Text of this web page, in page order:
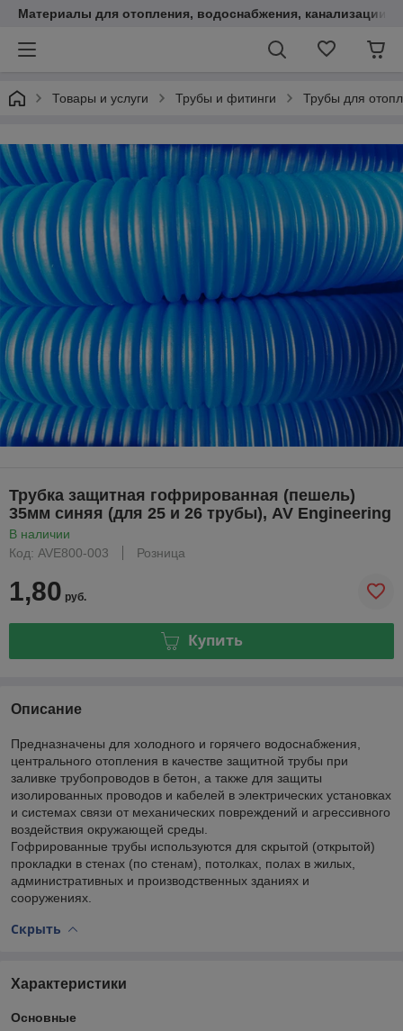
Материалы для отопления, водоснабжения, канализации.
Товары и услуги Трубы и фитинги Трубы для
Трубка защитная гофрированная (пешель)
35мм синяя (для 25 и 26 трубы), AV Engineering
В наличии
Код: AVE800-003
Розница
1,80 руб.
Купить
Описание
Предназначены для холодного и горячего водоснабжения,
центрального отопления в качестве защитной трубы при
заливке трубопроводов в бетон, а также для защиты
изолированных проводов и кабелей в электрических установках
и системах связи от механических повреждений и агрессивного
воздействия окружающей среды.
Гофрированные трубы используются для скрытой (открытой)
прокладки в стенах (по стенам), потолках, полах в жилых,
административных и производственных зданиях и
сооружениях.
Скрыть
Характеристики
Основные